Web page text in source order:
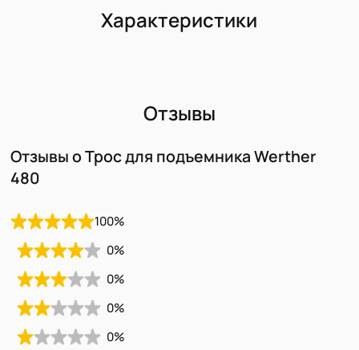
Характеристики
Отзывы
Отзывы о Трос для подъемника Werther
480
100%
0%
0%
0%
0%